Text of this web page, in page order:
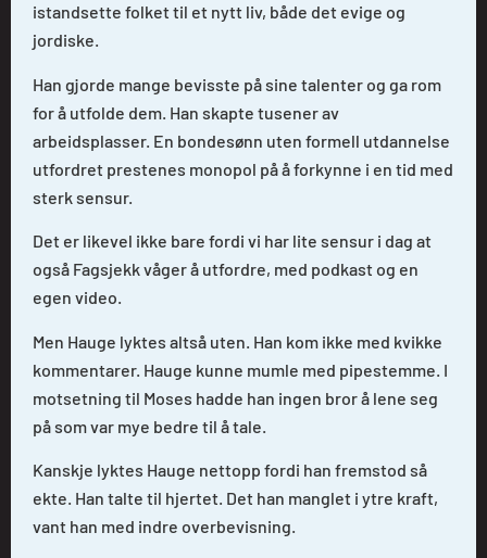
istandsette folket til et nytt liv, både det evige og
jordiske.
Han gjorde mange bevisste på sine talenter og ga rom
for å utfolde dem. Han skapte tusener av
arbeidsplasser. En bondesønn uten formell utdannelse
utfordret prestenes monopol på å forkynne i en tid med
sterk sensur.
Det er likevel ikke bare fordi vi har lite sensur i dag at
også Fagsjekk våger å utfordre, med podkast og en
egen video.
Men Hauge lyktes altså uten. Han kom ikke med kvikke
kommentarer. Hauge kunne mumle med pipestemme. I
motsetning til Moses hadde han ingen bror å lene seg
på som var mye bedre til å tale.
Kanskje lyktes Hauge nettopp fordi han fremstod så
ekte. Han talte til hjertet. Det han manglet i ytre kraft,
vant han med indre overbevisning.